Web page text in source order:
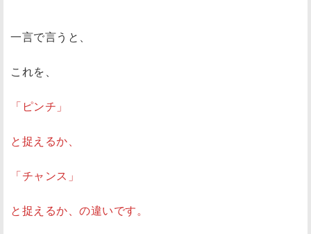
一言で言うと、
これを、
「ピンチ」
と捉えるか、
「チャンス」
と捉えるか、の違いです。